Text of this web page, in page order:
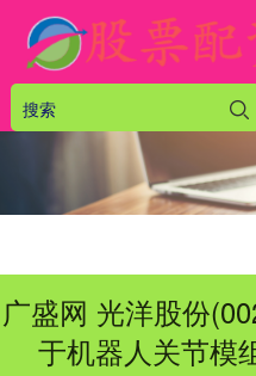
广盛网 光洋股份
于机器人关节模